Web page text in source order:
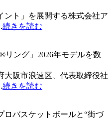
ント」を展開する株式会社ア
続きを読む
リング」2026年モデルを数
大阪市浪速区、代表取締役社
続きを読む
ロバスケットボールと“街づ